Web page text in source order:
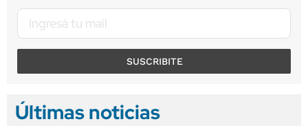
SUSCRIBITE
Últimas noticias